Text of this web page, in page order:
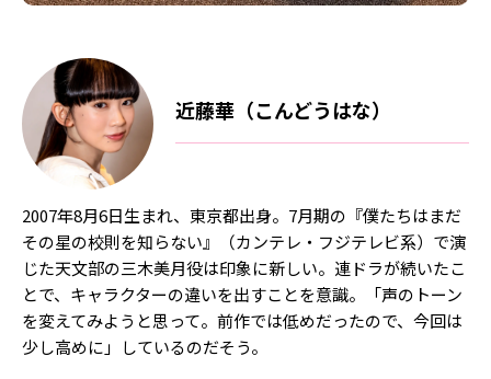
近藤華（こんどうはな）
2007年8月6日生まれ、東京都出身。7月期の『僕たちはまだ
その星の校則を知らない』（カンテレ・フジテレビ系）で演
じた天文部の三木美月役は印象に新しい。連ドラが続いたこ
とで、キャラクターの違いを出すことを意識。「声のトーン
を変えてみようと思って。前作では低めだったので、今回は
少し高めに」しているのだそう。